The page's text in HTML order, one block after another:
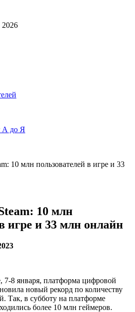
2026
А до Я
10 млн пользователей в игре и 33
10 млн
игре и 33 млн онлайн
8 января, платформа цифровой
новый рекорд по количеству
Так, в субботу на платформе
более 10 млн геймеров.